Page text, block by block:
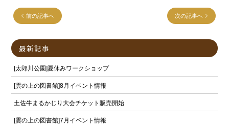
前の記事へ 次の記事へ
最新記事
[太郎川公園]夏休みワークショップ
[雲の上の図書館]8月イベント情報
土佐牛まるかじり大会チケット販売開始
[雲の上の図書館]7月イベント情報